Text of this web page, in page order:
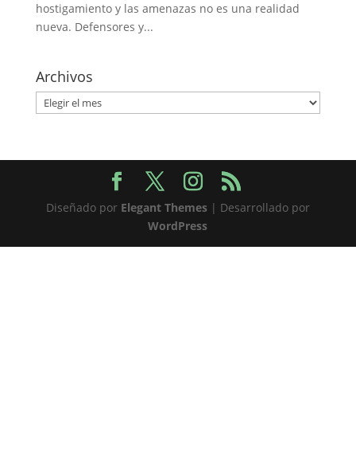
hostigamiento y las amenazas no es una realidad
nueva. Defensores y...
Archivos
Archivos
Diseñado por Elegant Themes| Desarrollado por
WordPress